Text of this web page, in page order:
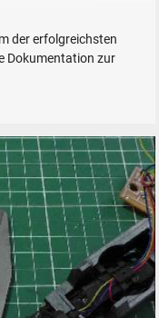
der erfolgreichsten
Dokumentation zur